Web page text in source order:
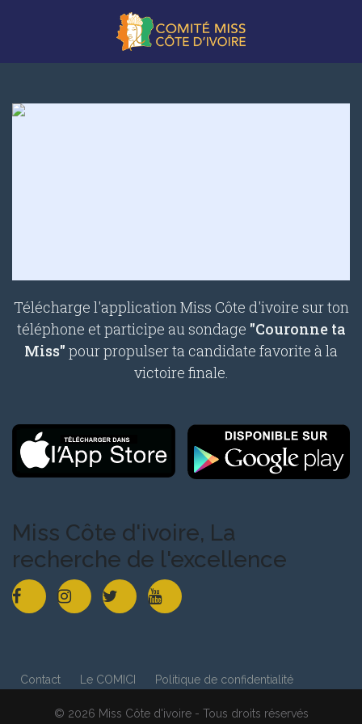
Télécharge l'application Miss Côte d'ivoire sur ton
téléphone et participe au sondage "Couronne ta
Miss" pour propulser ta candidate favorite à la
victoire finale.
Miss Côte d'ivoire, La
recherche de l'excellence
Contact Le COMICI Politique de confidentialité
© 2026 Miss Côte d'ivoire - Tous droits réservés